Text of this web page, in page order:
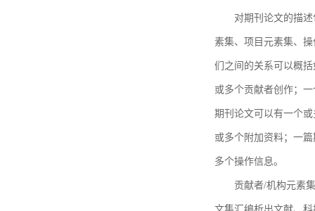
对期刊论文的描
素集、项目元素集、
们之间的关系可以概
或多个贡献者创作；
期刊论文可以有一个
或多个附加资料；一
多个操作信息。
贡献者/机构元素